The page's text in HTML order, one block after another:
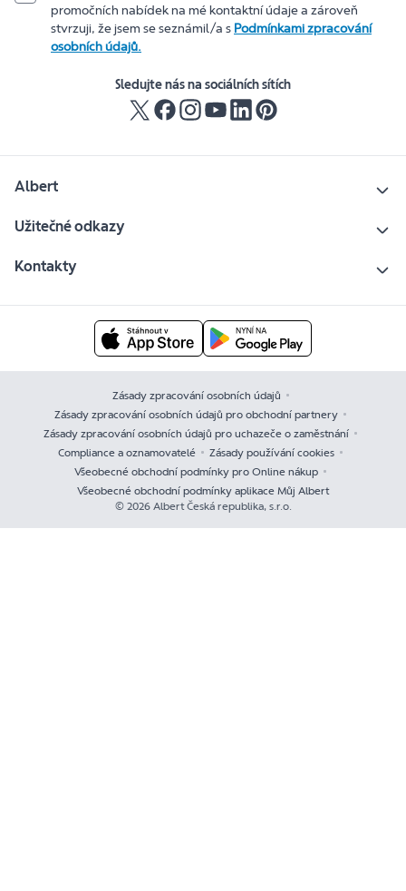
promočních nabídek na mé kontaktní údaje a zároveň
stvrzuji, že jsem se seznámil/a s Podmínkami zpracování
osobních údajů.
Sledujte nás na sociálních sítích
Albert
Užitečné odkazy
Kontakty
Zásady zpracování osobních údajů
Zásady zpracování osobních údajů pro obchodní partnery
Zásady zpracování osobních údajů pro uchazeče o zaměstnání
Compliance a oznamovatelé
Zásady používání cookies
Všeobecné obchodní podmínky pro Online nákup
Všeobecné obchodní podmínky aplikace Můj Albert
© 2026 Albert Česká republika, s.r.o.